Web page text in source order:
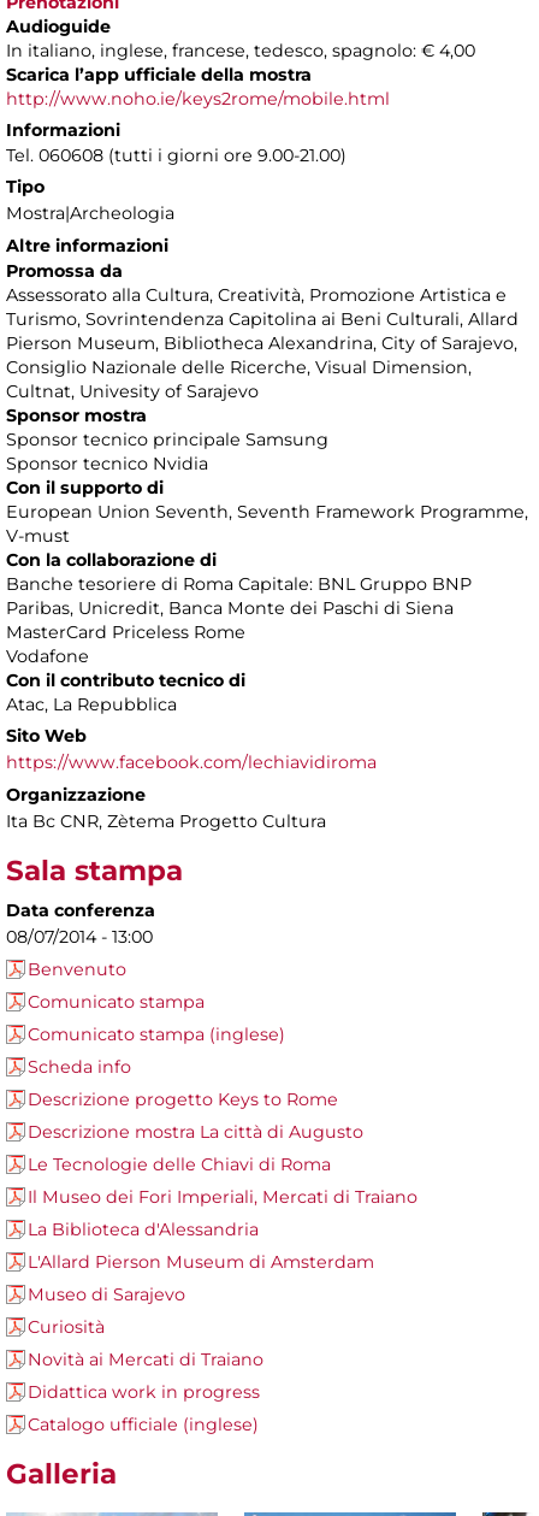
Audioguide
In italiano, inglese, francese, tedesco, spagnolo: € 4,00
Scarica l’app ufficiale della mostra
http://www.noho.ie/keys2rome/mobile.html
Informazioni
Tel. 060608 (tutti i giorni ore 9.00-21.00)
Tipo
Mostra|Archeologia
Altre informazioni
Promossa da
Assessorato alla Cultura, Creatività, Promozione Artistica e
Turismo, Sovrintendenza Capitolina ai Beni Culturali, Allard
Pierson Museum, Bibliotheca Alexandrina, City of Sarajevo,
Consiglio Nazionale delle Ricerche, Visual Dimension,
Cultnat, Univesity of Sarajevo
Sponsor mostra
Sponsor tecnico principale Samsung
Sponsor tecnico Nvidia
Con il supporto di
European Union Seventh, Seventh Framework Programme,
V-must
Con la collaborazione di
Banche tesoriere di Roma Capitale: BNL Gruppo BNP
Paribas, Unicredit, Banca Monte dei Paschi di Siena
MasterCard Priceless Rome
Vodafone
Con il contributo tecnico di
Atac, La Repubblica
Sito Web
https://www.facebook.com/lechiavidiroma
Organizzazione
Ita Bc CNR, Zètema Progetto Cultura
Sala stampa
Data conferenza
08/07/2014 - 13:00
Benvenuto
Comunicato stampa
Comunicato stampa (inglese)
Scheda info
Descrizione progetto Keys to Rome
Descrizione mostra La città di Augusto
Le Tecnologie delle Chiavi di Roma
Il Museo dei Fori Imperiali, Mercati di Traiano
La Biblioteca d'Alessandria
L'Allard Pierson Museum di Amsterdam
Museo di Sarajevo
Curiosità
Novità ai Mercati di Traiano
Didattica work in progress
Catalogo ufficiale (inglese)
Galleria